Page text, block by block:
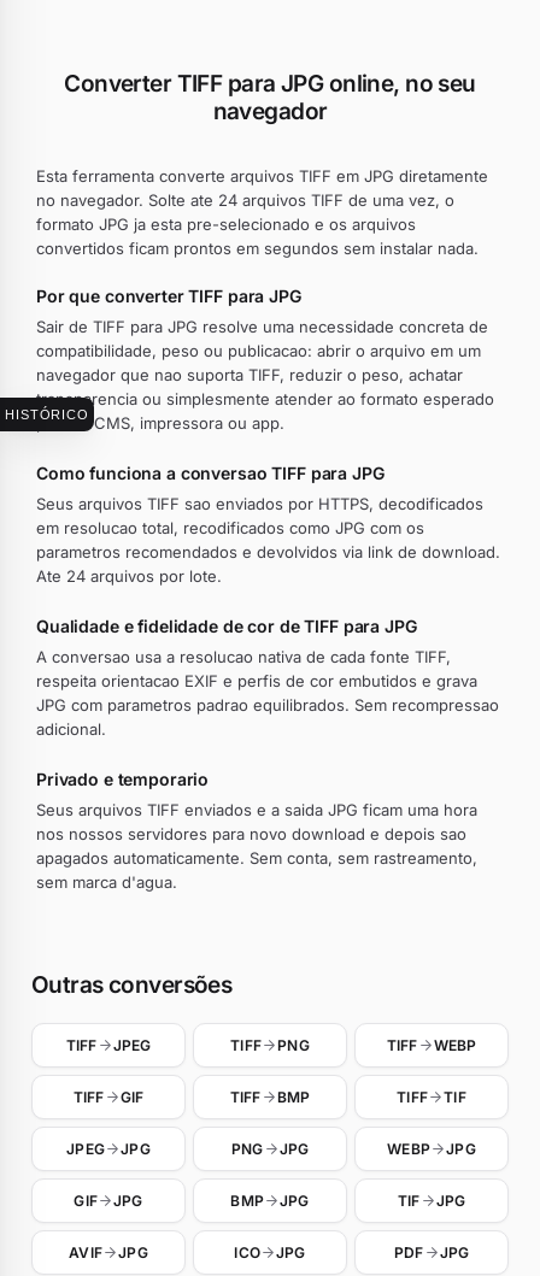
HISTÓRICO
Converter TIFF para JPG online, no seu
navegador
Esta ferramenta converte arquivos TIFF em JPG diretamente
no navegador. Solte ate 24 arquivos TIFF de uma vez, o
formato JPG ja esta pre-selecionado e os arquivos
convertidos ficam prontos em segundos sem instalar nada.
Por que converter TIFF para JPG
Sair de TIFF para JPG resolve uma necessidade concreta de
compatibilidade, peso ou publicacao: abrir o arquivo em um
navegador que nao suporta TIFF, reduzir o peso, achatar
transparencia ou simplesmente atender ao formato esperado
por um CMS, impressora ou app.
Como funciona a conversao TIFF para JPG
Seus arquivos TIFF sao enviados por HTTPS, decodificados
em resolucao total, recodificados como JPG com os
parametros recomendados e devolvidos via link de download.
Ate 24 arquivos por lote.
Qualidade e fidelidade de cor de TIFF para JPG
A conversao usa a resolucao nativa de cada fonte TIFF,
respeita orientacao EXIF e perfis de cor embutidos e grava
JPG com parametros padrao equilibrados. Sem recompressao
adicional.
Privado e temporario
Seus arquivos TIFF enviados e a saida JPG ficam uma hora
nos nossos servidores para novo download e depois sao
apagados automaticamente. Sem conta, sem rastreamento,
sem marca d'agua.
Outras conversões
TIFF JPEG TIFF PNG TIFF WEBP
TIFF GIF TIFF BMP TIFF TIF
JPEG JPG PNG JPG WEBP JPG
GIF JPG BMP JPG TIF JPG
AVIF JPG ICO JPG PDF JPG